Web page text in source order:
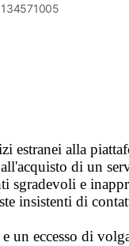
estranei alla
di un
sgradevoli e
insistenti di
un eccesso di